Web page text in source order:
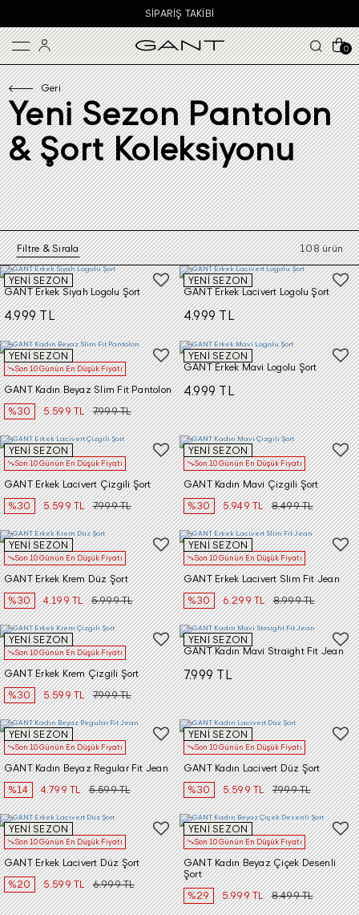
SIPARIŞ TAKIBI
0
Geri
Yeni Sezon Pantolon
& Şort Koleksiyonu
Filtre & Sırala 108 ürün
YENİ SEZON
GANT Erkek Siyah Logolu Şort
4.999 TL
YENİ SEZON
GANT Erkek Lacivert Logolu Şort
4.999 TL
YENİ SEZON
Son 10 Günün En Düşük Fiyatı
GANT Kadın Beyaz Slim Fit Pantolon
%30
5.599 TL 7.999 TL
YENİ SEZON
GANT Erkek Mavi Logolu Şort
4.999 TL
YENİ SEZON
Son 10 Günün En Düşük Fiyatı
GANT Erkek Lacivert Çizgili Şort
%30
5.599 TL 7.999 TL
YENİ SEZON
Son 10 Günün En Düşük Fiyatı
GANT Kadın Mavi Çizgili Şort
%30
5.949 TL 8.499 TL
YENİ SEZON
Son 10 Günün En Düşük Fiyatı
GANT Erkek Krem Düz Şort
%30
4.199 TL 5.999 TL
YENİ SEZON
Son 10 Günün En Düşük Fiyatı
GANT Erkek Lacivert Slim Fit Jean
%30
6.299 TL 8.999 TL
YENİ SEZON
Son 10 Günün En Düşük Fiyatı
GANT Erkek Krem Çizgili Şort
%30
5.599 TL 7.999 TL
YENİ SEZON
GANT Kadın Mavi Straight Fit Jean
7.999 TL
YENİ SEZON
Son 10 Günün En Düşük Fiyatı
GANT Kadın Beyaz Regular Fit Jean
%14
4.799 TL 5.599 TL
YENİ SEZON
Son 10 Günün En Düşük Fiyatı
GANT Kadın Lacivert Düz Şort
%30
5.599 TL 7.999 TL
YENİ SEZON
Son 10 Günün En Düşük Fiyatı
GANT Erkek Lacivert Düz Şort
%20
5.599 TL 6.999 TL
YENİ SEZON
Son 10 Günün En Düşük Fiyatı
GANT Kadın Beyaz Çiçek Desenli
Şort
%29
5.999 TL 8.499 TL